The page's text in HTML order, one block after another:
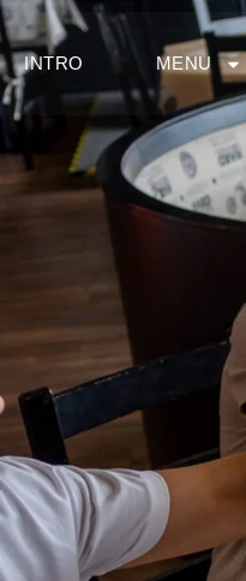
INTRO MENU